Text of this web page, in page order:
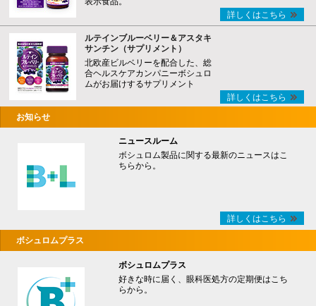
詳しくはこちら
ルテインブルーベリー＆アスタキ
サンチン（サプリメント）
北欧産ビルベリーを配合した、総
合ヘルスケアカンパニーボシュロ
ムがお届けするサプリメント
詳しくはこちら
お知らせ
ニュースルーム
ボシュロム製品に関する最新のニュースはこ
ちらから。
詳しくはこちら
ボシュロムプラス
ボシュロムプラス
好きな時に届く、眼科医処方の定期便はこち
らから。